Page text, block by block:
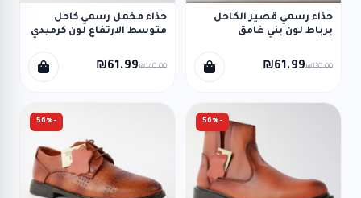
حذاء رسمي قصير الكاحل
برباط لون بني غامق
₪61.99₪130.00
حذاء مخمل رسمي كاحل
متوسط الارتفاع لون كرميدي
₪61.99₪140.00
-56%
-56%